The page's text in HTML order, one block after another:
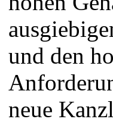
und den
neue